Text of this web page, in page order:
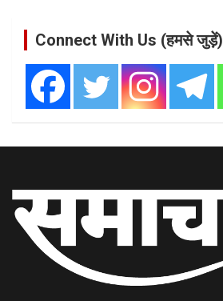
Connect With Us (हमसे जुड़ें)